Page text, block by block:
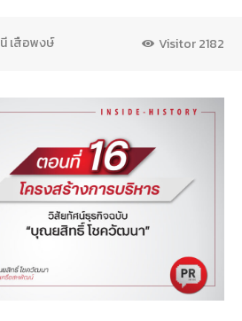
เสือพงษ์ Visitor2182